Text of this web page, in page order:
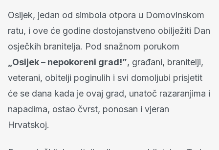
Osijek, jedan od simbola otpora u Domovinskom
ratu, i ove će godine dostojanstveno obilježiti Dan
osječkih branitelja. Pod snažnom porukom
„Osijek – nepokoreni grad!”, građani, branitelji,
veterani, obitelji poginulih i svi domoljubi prisjetit
će se dana kada je ovaj grad, unatoč razaranjima i
napadima, ostao čvrst, ponosan i vjeran
Hrvatskoj.